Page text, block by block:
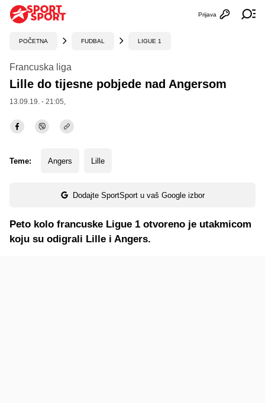
Otvori
Prijava
POČETNA FUDBAL LIGUE 1
Francuska liga
Lille do tijesne pobjede nad Angersom
13.09.19. - 21:05,
Teme: Angers Lille
Dodajte SportSport u vaš Google izbor
Peto kolo francuske Ligue 1 otvoreno je utakmicom
koju su odigrali Lille i Angers.